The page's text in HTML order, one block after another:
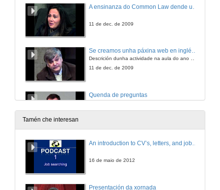
11 de dec. de 2009
Se creamos unha páxina web en inglés seguindo as instruccións do profe de Inglés teriamos que rematar aprendendo inglés e algo máis tamén !
11 de dec. de 2009
Quenda de preguntas
11 de dec. de 2009
Tamén che interesan
An introduction to CV’s, letters, and job searching
16 de maio de 2012
Presentación da xornada